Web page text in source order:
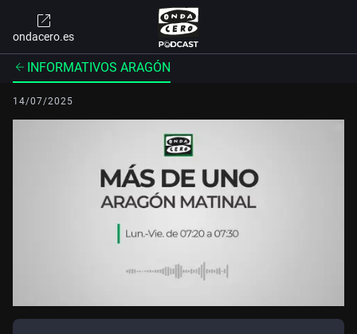
ondacero.es
INFORMATIVOS ARAGÓN
14/07/2025